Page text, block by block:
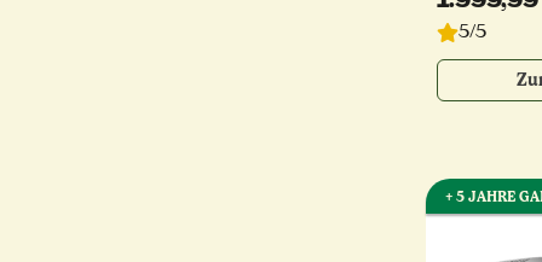
5/5
+ 5 JAHRE